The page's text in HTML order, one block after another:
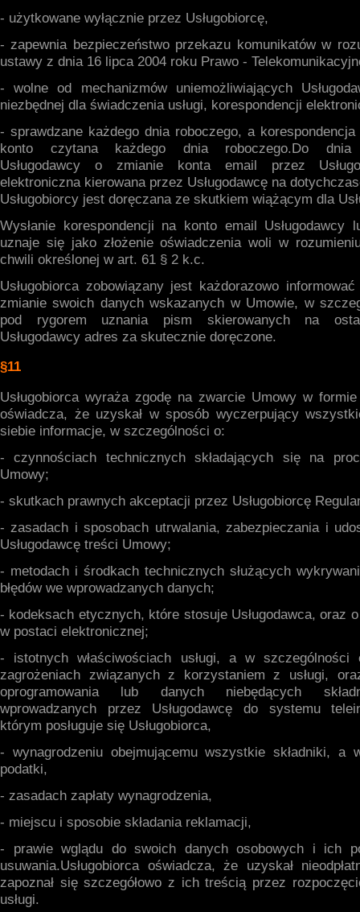
- użytkowane wyłącznie przez Usługobiorcę,
- zapewnia bezpieczeństwo przekazu komunikatów w
ustawy z dnia 16 lipca 2004 roku Prawo -
- wolne od mechanizmów uniemożliwiających
niezbędnej dla świadczenia usługi, korespondencji
- sprawdzane każdego dnia roboczego, a korespondencja
konto czytana każdego dnia roboczego.Do dnia
Usługodawcy o zmianie konta email przez
elektroniczna kierowana przez Usługodawcę na
Usługobiorcy jest doręczana ze skutkiem wiążącym dla
Wysłanie korespondencji na konto email Usługodawcy
uznaje się jako złożenie oświadczenia woli w
chwili określonej w art. 61 § 2 k.c.
Usługobiorca zobowiązany jest każdorazowo informować
zmianie swoich danych wskazanych w Umowie, w
pod rygorem uznania pism skierowanych na
Usługodawcy adres za skutecznie doręczone.
§11
Usługobiorca wyraża zgodę na zwarcie Umowy w
oświadcza, że uzyskał w sposób wyczerpujący
siebie informacje, w szczególności o:
- czynnościach technicznych składających się na
Umowy;
- skutkach prawnych akceptacji przez Usługobiorcę
- zasadach i sposobach utrwalania, zabezpieczania i
Usługodawcę treści Umowy;
- metodach i środkach technicznych służących
błędów we wprowadzanych danych;
- kodeksach etycznych, które stosuje Usługodawca, oraz
w postaci elektronicznej;
- istotnych właściwościach usługi, a w szczególności
zagrożeniach związanych z korzystaniem z usługi,
oprogramowania lub danych niebędących
wprowadzanych przez Usługodawcę do systemu
którym posługuje się Usługobiorca,
- wynagrodzeniu obejmującemu wszystkie składniki, a
podatki,
- zasadach zapłaty wynagrodzenia,
- miejscu i sposobie składania reklamacji,
- prawie wglądu do swoich danych osobowych i ich
usuwania.Usługobiorca oświadcza, że uzyskał
zapoznał się szczegółowo z ich treścią przez
usługi.